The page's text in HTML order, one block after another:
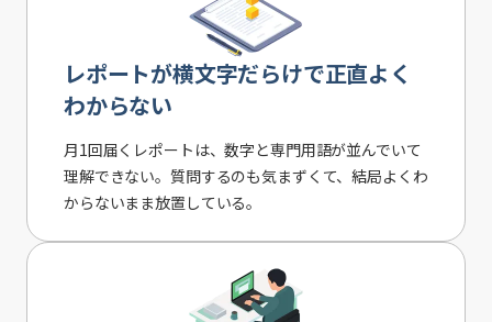
レポートが横文字だらけで正直よく
わからない
月1回届くレポートは、数字と専門用語が並んでいて
理解できない。質問するのも気まずくて、結局よくわ
からないまま放置している。